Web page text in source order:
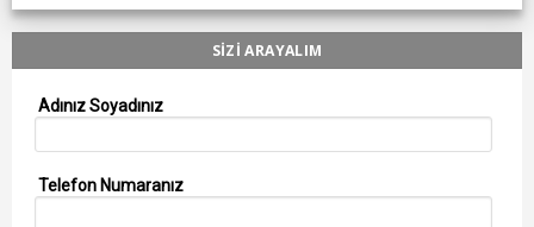
SİZİ ARAYALIM
Adınız Soyadınız
Telefon Numaranız